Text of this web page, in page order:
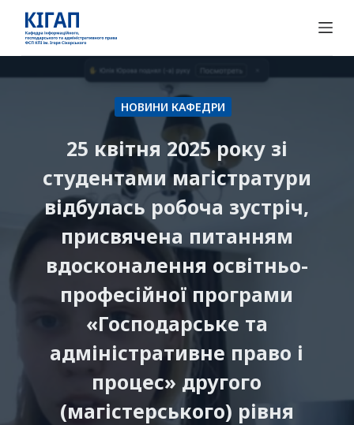
р
е
і
НОВИНИ КАФЕДРИ
25 квітня 2025 року зі
студентами магістратури
відбулась робоча зустріч,
присвячена питанням
вдосконалення освітньо-
професійної програми
«Господарське та
адміністративне право і
процес» другого
(магістерського) рівня